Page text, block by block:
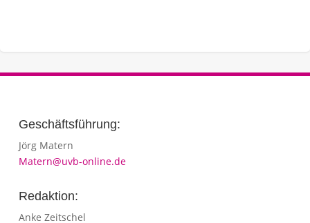
Geschäftsführung:
Jörg Matern
Matern@uvb-online.de
Redaktion:
Anke Zeitschel